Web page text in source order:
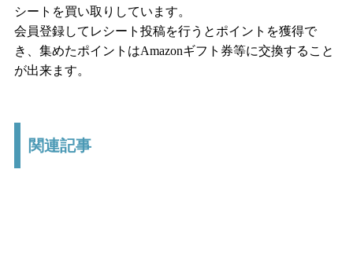
シートを買い取りしています。
会員登録してレシート投稿を行うとポイントを獲得で
き、集めたポイントはAmazonギフト券等に交換すること
が出来ます。
関連記事